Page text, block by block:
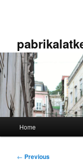
Home
Post
← Previous